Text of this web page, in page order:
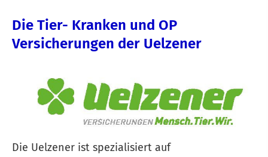
Die Tier- Kranken und OP
Versicherungen der Uelzener
Die Uelzener ist spezialisiert auf